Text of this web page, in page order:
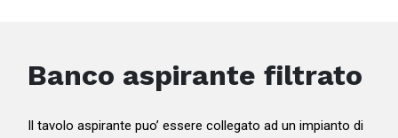
Banco aspirante filtrato
Il tavolo aspirante puo’ essere collegato ad un impianto di